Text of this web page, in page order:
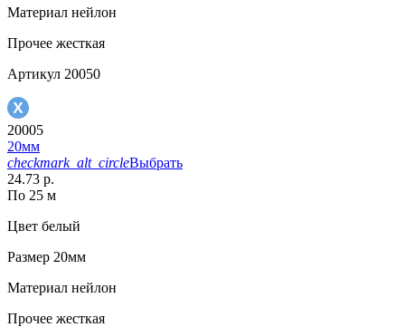
Материал нейлон
Прочее жесткая
Артикул 20050
20005
20мм
checkmark_alt_circleВыбрать
24.73 р.
По 25 м
Цвет белый
Размер 20мм
Материал нейлон
Прочее жесткая